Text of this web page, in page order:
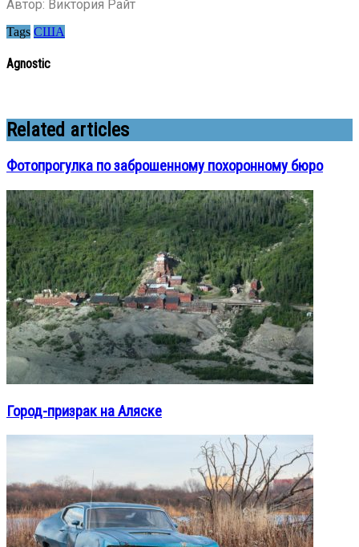
Автор: Виктория Райт
Tags США
Agnostic
Related articles
Фотопрогулка по заброшенному похоронному бюро
Город-призрак на Аляске